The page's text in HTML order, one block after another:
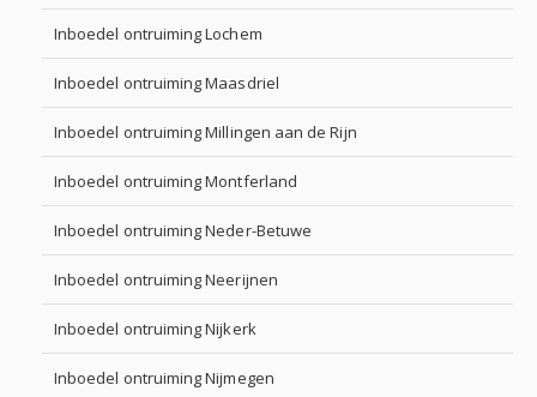
Inboedel ontruiming Lochem
Inboedel ontruiming Maasdriel
Inboedel ontruiming Millingen aan de Rijn
Inboedel ontruiming Montferland
Inboedel ontruiming Neder-Betuwe
Inboedel ontruiming Neerijnen
Inboedel ontruiming Nijkerk
Inboedel ontruiming Nijmegen